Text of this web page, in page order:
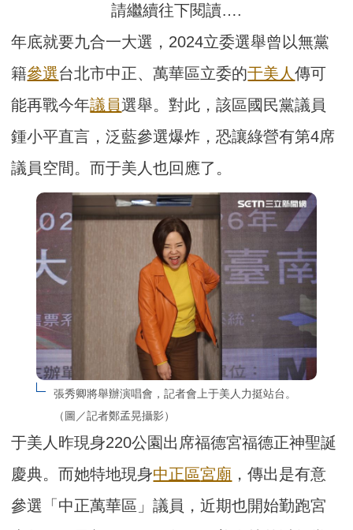
請繼續往下閱讀….
年底就要九合一大選，2024立委選舉曾以無黨
籍參選台北市中正、萬華區立委的于美人傳可
能再戰今年議員選舉。對此，該區國民黨議員
鍾小平直言，泛藍參選爆炸，恐讓綠營有第4席
議員空間。而于美人也回應了。
張秀卿將舉辦演唱會，記者會上于美人力挺站台。
（圖／記者鄭孟晃攝影）
于美人昨現身220公園出席福德宮福德正神聖誕
慶典。而她特地現身中正區宮廟 ，傳出是有意
參選「中正萬華區」議員，近期也開始勤跑宮